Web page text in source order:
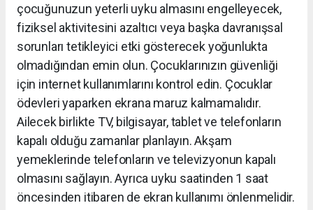
çocuğunuzun yeterli uyku almasını engelleyecek,
fiziksel aktivitesini azaltıcı veya başka davranışsal
sorunları tetikleyici etki gösterecek yoğunlukta
olmadığından emin olun. Çocuklarınızın güvenliği
için internet kullanımlarını kontrol edin. Çocuklar
ödevleri yaparken ekrana maruz kalmamalıdır.
Ailecek birlikte TV, bilgisayar, tablet ve telefonların
kapalı olduğu zamanlar planlayın. Akşam
yemeklerinde telefonların ve televizyonun kapalı
olmasını sağlayın. Ayrıca uyku saatinden 1 saat
öncesinden itibaren de ekran kullanımı önlenmelidir.